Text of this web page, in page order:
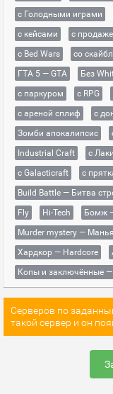
с Голодными играми
с кейсами
с
с Bed Wars
со
ГТА 5 — GTA
Без
с паркуром
с RPG
с ареной сплиф
с
Зомби апокалипсис
Industrial Craft
с
с Galacticraft
с
Build Battle — Битва
Fly
Hi-Tech
Бомж
Murder mystery —
Хардкор — Hardcore
Копы и заключённые —
Серверов по
такой сервер и он